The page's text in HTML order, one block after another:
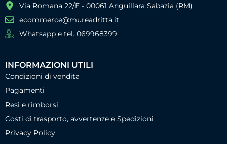
Via Romana 22/E - 00061 Anguillara Sabazia (RM)
ecommerce@mureadritta.it
Whatsapp e tel. 069968399
INFORMAZIONI UTILI
Condizioni di vendita
Pagamenti
Resi e rimborsi
Costi di trasporto, avvertenze e Spedizioni
Privacy Policy